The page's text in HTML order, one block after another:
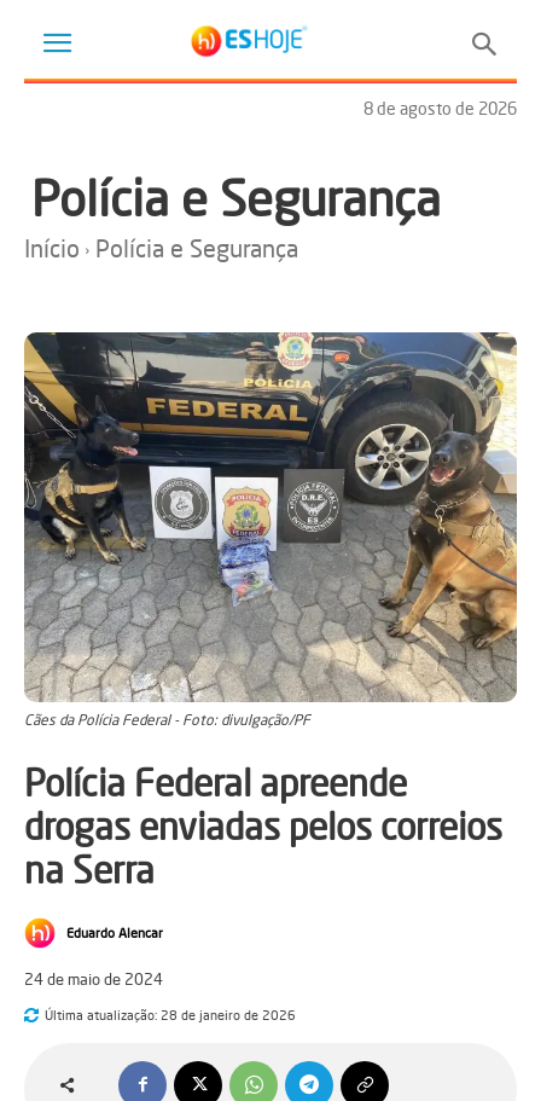
8 de agosto de 2026
Polícia e Segurança
Início Polícia e Segurança
Cães da Polícia Federal - Foto: divulgação/PF
Polícia Federal apreende
drogas enviadas pelos correios
na Serra
Eduardo Alencar
24 de maio de 2024
Última atualização: 28 de janeiro de 2026